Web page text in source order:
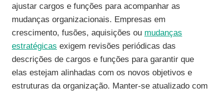
ajustar cargos e funções para acompanhar as
mudanças organizacionais. Empresas em
crescimento, fusões, aquisições ou mudanças
estratégicas exigem revisões periódicas das
descrições de cargos e funções para garantir que
elas estejam alinhadas com os novos objetivos e
estruturas da organização. Manter-se atualizado com